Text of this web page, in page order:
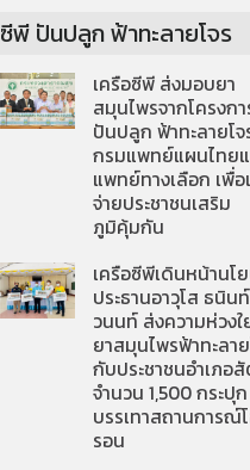
ซีพี ปันปลูก ฟ้าทะลายโจร
เครือซีพี ส่งมอบยา
สมุนไพรจากโครงก
ปันปลูก ฟ้าทะลายโจ
กรมแพทย์แผนไทย
แพทย์ทางเลือก เพื่
จ่ายประชาชนเสริม
ภูมิคุ้มกัน
เครือซีพีเดินหน้านโ
ประธานอาวุโส ธนิน
วนนท์ ส่งความห่วง
ยาสมุนไพรฟ้าทะลาย
กับประชาชนอำเภอ
จำนวน 1,500 กระปุก
บรรเทาสถานการณ์
รอน